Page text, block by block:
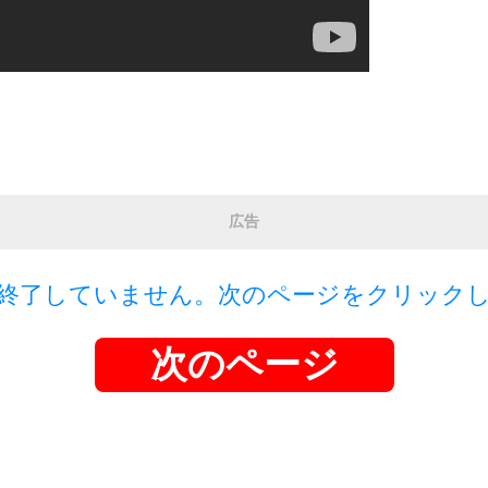
広告
了していません。次のページをクリック
次のページ